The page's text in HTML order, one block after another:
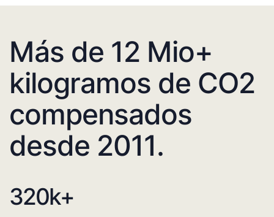
Más de 12 Mio+
kilogramos de CO2
compensados
desde 2011.
320k+